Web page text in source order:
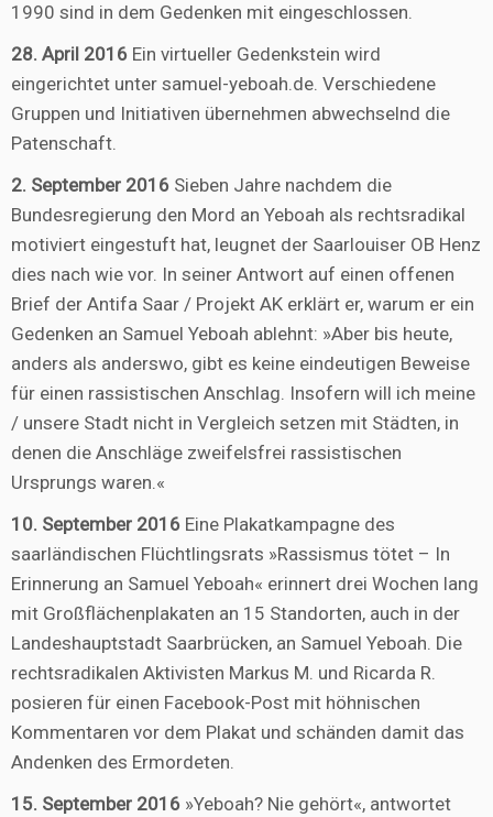
1990 sind in dem Gedenken mit eingeschlossen.
28. April 2016 Ein virtueller Gedenkstein wird
eingerichtet unter samuel-yeboah.de. Verschiedene
Gruppen und Initiativen übernehmen abwechselnd die
Patenschaft.
2. September 2016 Sieben Jahre nachdem die
Bundesregierung den Mord an Yeboah als rechtsradikal
motiviert eingestuft hat, leugnet der Saarlouiser OB Henz
dies nach wie vor. In seiner Antwort auf einen offenen
Brief der Antifa Saar / Projekt AK erklärt er, warum er ein
Gedenken an Samuel Yeboah ablehnt: »Aber bis heute,
anders als anderswo, gibt es keine eindeutigen Beweise
für einen rassistischen Anschlag. Insofern will ich meine
/ unsere Stadt nicht in Vergleich setzen mit Städten, in
denen die Anschläge zweifelsfrei rassistischen
Ursprungs waren.«
10. September 2016 Eine Plakatkampagne des
saarländischen Flüchtlingsrats »Rassismus tötet – In
Erinnerung an Samuel Yeboah« erinnert drei Wochen lang
mit Großflächenplakaten an 15 Standorten, auch in der
Landeshauptstadt Saarbrücken, an Samuel Yeboah. Die
rechtsradikalen Aktivisten Markus M. und Ricarda R.
posieren für einen Facebook-Post mit höhnischen
Kommentaren vor dem Plakat und schänden damit das
Andenken des Ermordeten.
15. September 2016 »Yeboah? Nie gehört«, antwortet